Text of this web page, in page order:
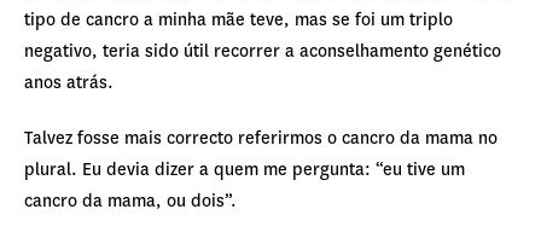
tipo de cancro a minha mãe teve, mas se foi um triplo
negativo, teria sido útil recorrer a aconselhamento genético
anos atrás.
Talvez fosse mais correcto referirmos o cancro da mama no
plural. Eu devia dizer a quem me pergunta: “eu tive um
cancro da mama, ou dois”.